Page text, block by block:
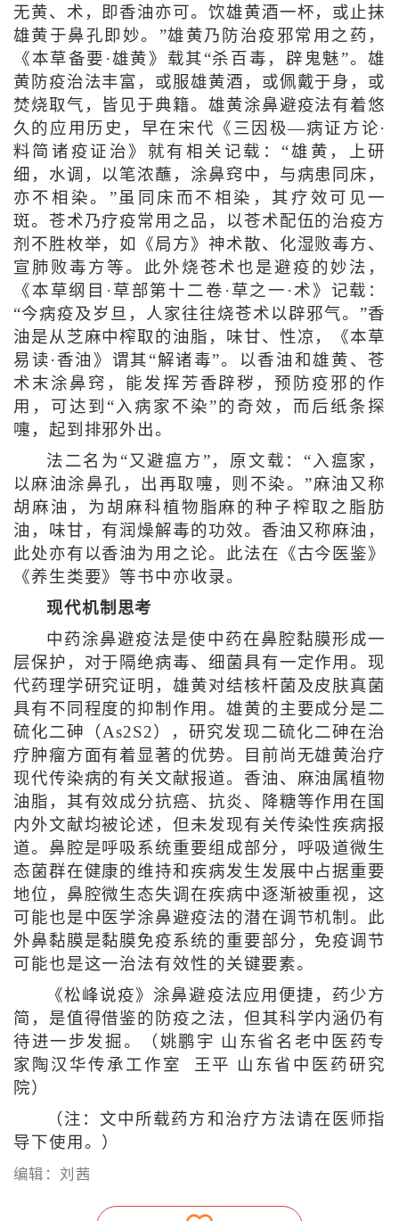
无黄、术，即香油亦可。饮雄黄酒一杯，或止抹
雄黄于鼻孔即妙。”雄黄乃防治疫邪常用之药，
《本草备要·雄黄》载其“杀百毒，辟鬼魅”。雄
黄防疫治法丰富，或服雄黄酒，或佩戴于身，或
焚烧取气，皆见于典籍。雄黄涂鼻避疫法有着悠
久的应用历史，早在宋代《三因极—病证方论·
料简诸疫证治》就有相关记载：“雄黄，上研
细，水调，以笔浓蘸，涂鼻窍中，与病患同床，
亦不相染。”虽同床而不相染，其疗效可见一
斑。苍术乃疗疫常用之品，以苍术配伍的治疫方
剂不胜枚举，如《局方》神术散、化湿败毒方、
宣肺败毒方等。此外烧苍术也是避疫的妙法，
《本草纲目·草部第十二卷·草之一·术》记载：
“今病疫及岁旦，人家往往烧苍术以辟邪气。”香
油是从芝麻中榨取的油脂，味甘、性凉，《本草
易读·香油》谓其“解诸毒”。以香油和雄黄、苍
术末涂鼻窍，能发挥芳香辟秽，预防疫邪的作
用，可达到“入病家不染”的奇效，而后纸条探
嚏，起到排邪外出。
法二名为“又避瘟方”，原文载：“入瘟家，
以麻油涂鼻孔，出再取嚏，则不染。”麻油又称
胡麻油，为胡麻科植物脂麻的种子榨取之脂肪
油，味甘，有润燥解毒的功效。香油又称麻油，
此处亦有以香油为用之论。此法在《古今医鉴》
《养生类要》等书中亦收录。
现代机制思考
中药涂鼻避疫法是使中药在鼻腔黏膜形成一
层保护，对于隔绝病毒、细菌具有一定作用。现
代药理学研究证明，雄黄对结核杆菌及皮肤真菌
具有不同程度的抑制作用。雄黄的主要成分是二
硫化二砷（As2S2），研究发现二硫化二砷在治
疗肿瘤方面有着显著的优势。目前尚无雄黄治疗
现代传染病的有关文献报道。香油、麻油属植物
油脂，其有效成分抗癌、抗炎、降糖等作用在国
内外文献均被论述，但未发现有关传染性疾病报
道。鼻腔是呼吸系统重要组成部分，呼吸道微生
态菌群在健康的维持和疾病发生发展中占据重要
地位，鼻腔微生态失调在疾病中逐渐被重视，这
可能也是中医学涂鼻避疫法的潜在调节机制。此
外鼻黏膜是黏膜免疫系统的重要部分，免疫调节
可能也是这一治法有效性的关键要素。
《松峰说疫》涂鼻避疫法应用便捷，药少方
简，是值得借鉴的防疫之法，但其科学内涵仍有
待进一步发掘。（姚鹏宇 山东省名老中医药专
家陶汉华传承工作室 王平 山东省中医药研究
院）
（注：文中所载药方和治疗方法请在医师指
导下使用。）
编辑：刘茜